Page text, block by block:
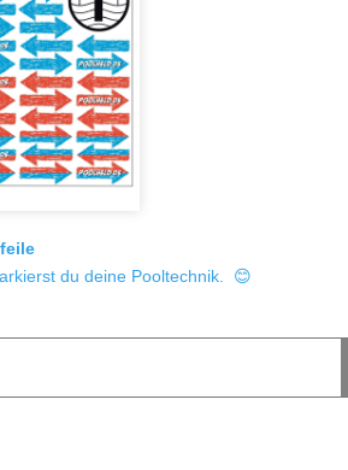
du deine Pooltechnik. 😊